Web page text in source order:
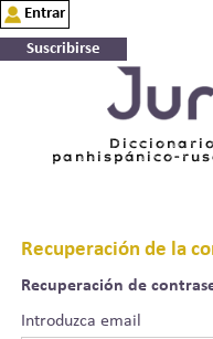
panhispánico-
Entrar
Suscribirse
Recuperación de la
Recuperación de
Introduzca email